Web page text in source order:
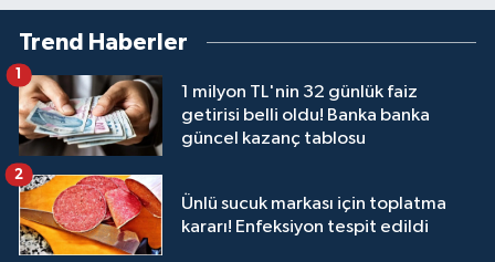
Trend Haberler
1 milyon TL'nin 32 günlük faiz
getirisi belli oldu! Banka banka
güncel kazanç tablosu
1
Ünlü sucuk markası için toplatma
kararı! Enfeksiyon tespit edildi
2